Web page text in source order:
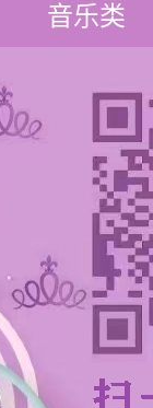
音乐类